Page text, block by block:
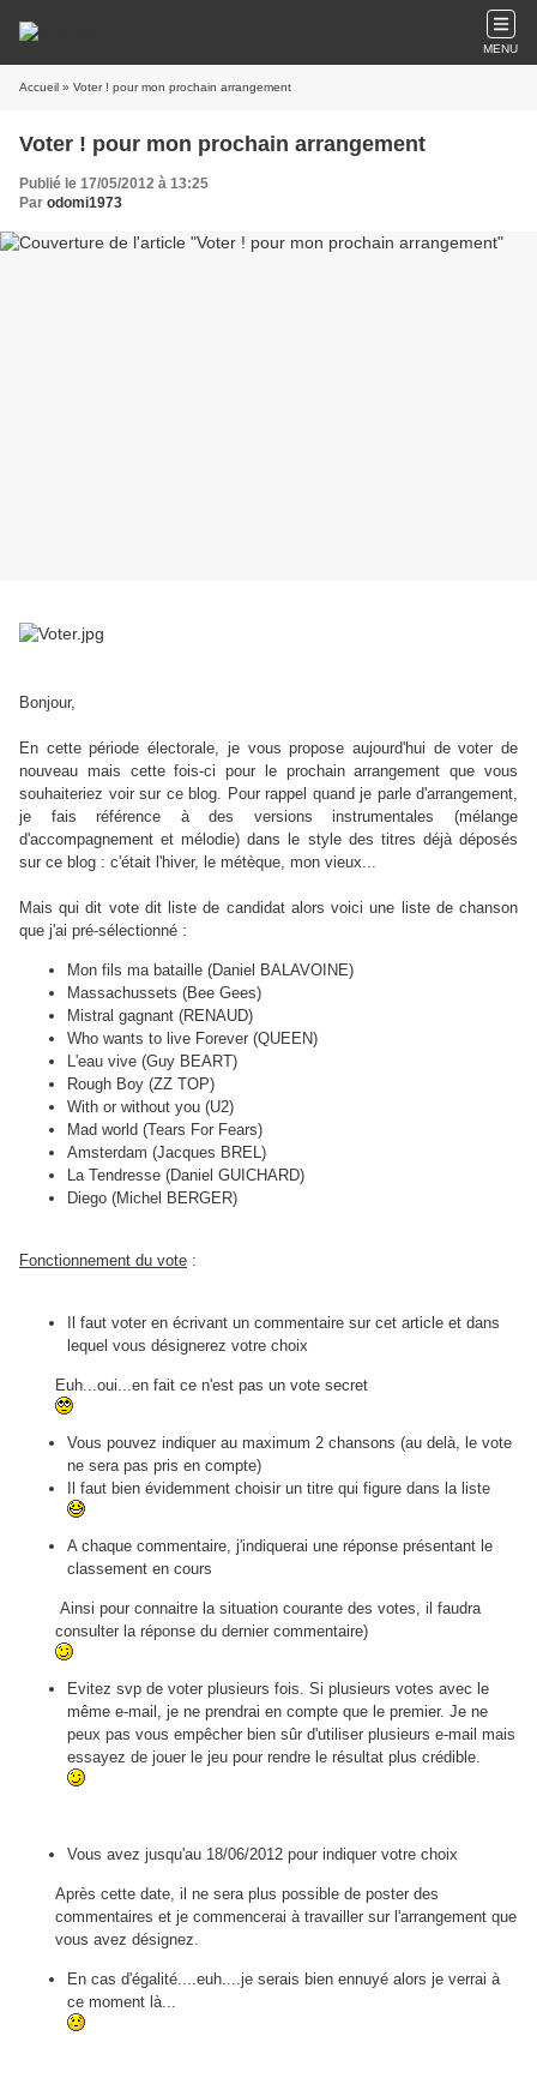
MENU
Accueil » Voter ! pour mon prochain arrangement
Voter ! pour mon prochain arrangement
Publié le 17/05/2012 à 13:25
Par odomi1973
Bonjour,
En cette période électorale, je vous propose aujourd'hui de voter de
nouveau mais cette fois-ci pour le prochain arrangement que vous
souhaiteriez voir sur ce blog. Pour rappel quand je parle d'arrangement,
je fais référence à des versions instrumentales (mélange
d'accompagnement et mélodie) dans le style des titres déjà déposés
sur ce blog : c'était l'hiver, le métèque, mon vieux...
Mais qui dit vote dit liste de candidat alors voici une liste de chanson
que j'ai pré-sélectionné :
Mon fils ma bataille (Daniel BALAVOINE)
Massachussets (Bee Gees)
Mistral gagnant (RENAUD)
Who wants to live Forever (QUEEN)
L'eau vive (Guy BEART)
Rough Boy (ZZ TOP)
With or without you (U2)
Mad world (Tears For Fears)
Amsterdam (Jacques BREL)
La Tendresse (Daniel GUICHARD)
Diego (Michel BERGER)
Fonctionnement du vote :
Il faut voter en écrivant un commentaire sur cet article et dans
lequel vous désignerez votre choix
Euh...oui...en fait ce n'est pas un vote secret
Vous pouvez indiquer au maximum 2 chansons (au delà, le vote
ne sera pas pris en compte)
Il faut bien évidemment choisir un titre qui figure dans la liste
A chaque commentaire, j'indiquerai une réponse présentant le
classement en cours
Ainsi pour connaitre la situation courante des votes, il faudra
consulter la réponse du dernier commentaire)
Evitez svp de voter plusieurs fois. Si plusieurs votes avec le
même e-mail, je ne prendrai en compte que le premier. Je ne
peux pas vous empêcher bien sûr d'utiliser plusieurs e-mail mais
essayez de jouer le jeu pour rendre le résultat plus crédible.
Vous avez jusqu'au 18/06/2012 pour indiquer votre choix
Après cette date, il ne sera plus possible de poster des
commentaires et je commencerai à travailler sur l'arrangement que
vous avez désignez.
En cas d'égalité....euh....je serais bien ennuyé alors je verrai à
ce moment là...